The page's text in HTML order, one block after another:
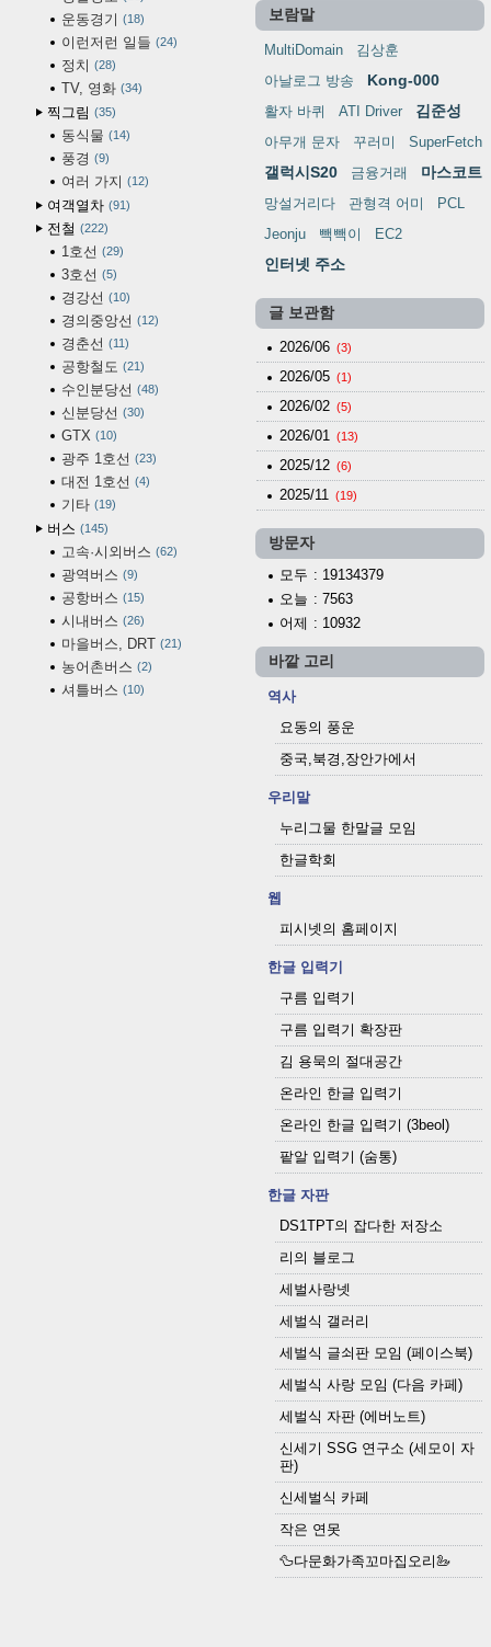
운동경기 18
이런저런 일들 24
정치 28
TV, 영화 34
찍그림 35
동식물 14
풍경 9
여러 가지 12
여객열차 91
전철 222
1호선 29
3호선 5
경강선 10
경의중앙선 12
경춘선 11
공항철도 21
수인분당선 48
신분당선 30
GTX 10
광주 1호선 23
대전 1호선 4
기타 19
버스 145
고속·시외버스 62
광역버스 9
공항버스 15
시내버스 26
마을버스, DRT 21
농어촌버스 2
셔틀버스 10
보람말
MultiDomain
김상훈
아날로그 방송
Kong-000
활자 바퀴 ATI Driver 김준성
아무개 문자 꾸러미 SuperFetch
갤럭시S20 금융거래 마스코트
망설거리다 관형격 어미
PCL
Jeonju
빽빽이 EC2
인터넷 주소
글 보관함
2026/06 (3)
2026/05 (1)
2026/02 (5)
2026/01 (13)
2025/12 (6)
2025/11 (19)
방문자
모두 : 19134379
오늘 : 7563
어제 : 10932
바깥 고리
역사
요동의 풍운
중국,북경,장안가에서
우리말
누리그물 한말글 모임
한글학회
웹
피시넷의 홈페이지
한글 입력기
구름 입력기
구름 입력기 확장판
김 용묵의 절대공간
온라인 한글 입력기
온라인 한글 입력기 (3beol)
팥알 입력기 (숨통)
한글 자판
DS1TPT의 잡다한 저장소
리의 블로그
세벌사랑넷
세벌식 갤러리
세벌식 글쇠판 모임 (페이스북)
세벌식 사랑 모임 (다음 카페)
세벌식 자판 (에버노트)
신세기 SSG 연구소 (세모이 자
판)
신세벌식 카페
작은 연못
🦆다문화가족꼬마집오리🦢